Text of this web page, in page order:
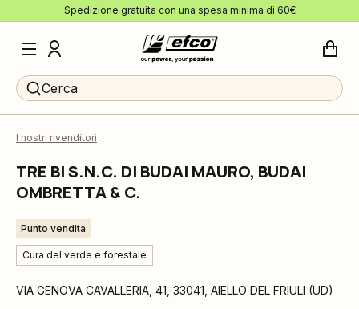
Spedizione gratuita con una spesa minima di 60€
Cerca
I nostri rivenditori
TRE BI S.N.C. DI BUDAI MAURO, BUDAI
OMBRETTA & C.
Punto vendita
Cura del verde e forestale
VIA GENOVA CAVALLERIA, 41 33041 AIELLO DEL FRIULI (UD)